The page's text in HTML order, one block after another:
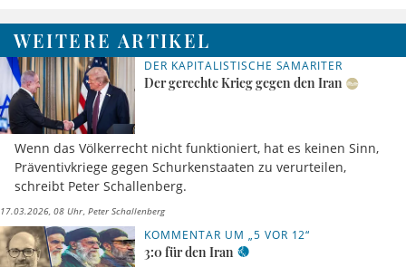
WEITERE ARTIKEL
DER KAPITALISTISCHE SAMARITER
Der gerechte Krieg gegen den Iran
Wenn das Völkerrecht nicht funktioniert, hat es keinen Sinn,
Präventivkriege gegen Schurkenstaaten zu verurteilen,
schreibt Peter Schallenberg.
17.03.2026, 08 Uhr Peter Schallenberg
KOMMENTAR UM „5 VOR 12“
3:0 für den Iran